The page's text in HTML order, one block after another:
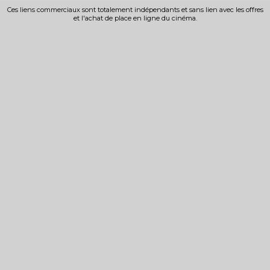
Ces liens commerciaux sont totalement indépendants et sans lien avec les offres
et l'achat de place en ligne du cinéma.